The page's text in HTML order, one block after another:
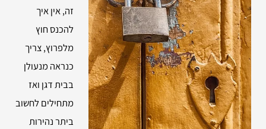
זה, אין איך
להכנס חוץ
מלפרוץ, צריך
כנראה מנעולן
בבית דגן ואז
מתחילים לחשוב
ביתר נהירות